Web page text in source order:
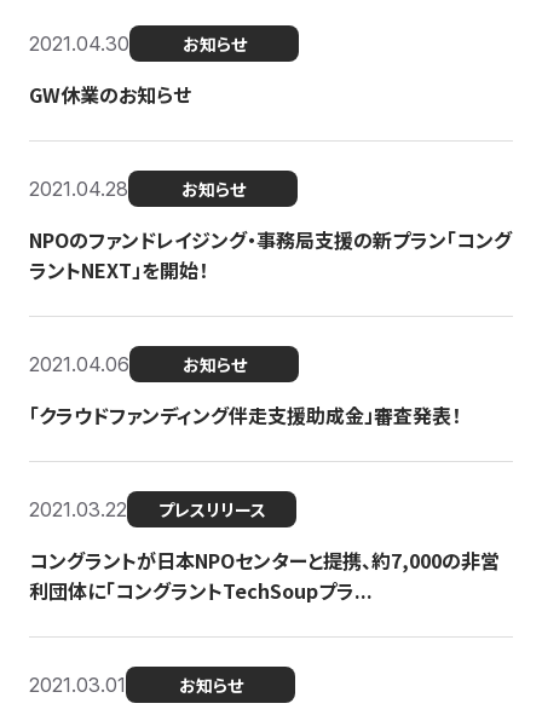
2021.04.30 お知らせ
GW休業のお知らせ
2021.04.28 お知らせ
NPOのファンドレイジング・事務局支援の新プラン「コング
ラントNEXT」を開始！
2021.04.06 お知らせ
「クラウドファンディング伴走支援助成金」審査発表！
2021.03.22 プレスリリース
コングラントが日本NPOセンターと提携、約7,000の非営
利団体に「コングラントTechSoupプラ...
2021.03.01 お知らせ